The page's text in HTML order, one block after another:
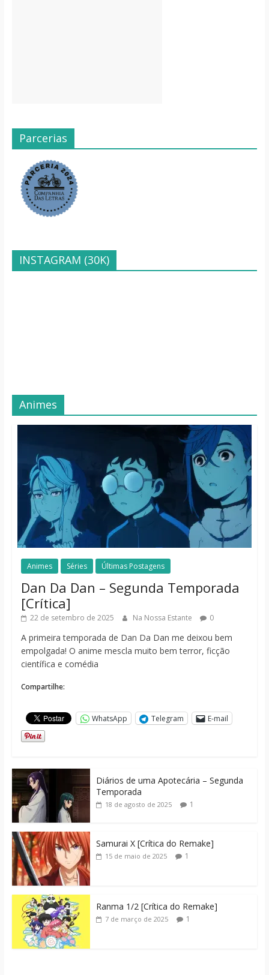
Parcerias
INSTAGRAM (30K)
Animes
Animes Séries Últimas Postagens
Dan Da Dan – Segunda Temporada
[Crítica]
22 de setembro de 2025 Na Nossa Estante 0
A primeira temporada de Dan Da Dan me deixou bem
empolgada! O anime mescla muito bem terror, ficção
científica e comédia
Compartilhe:
WhatsApp Telegram E-mail
Diários de uma Apotecária – Segunda
Temporada
18 de agosto de 2025 1
Samurai X [Crítica do Remake]
15 de maio de 2025 1
Ranma 1/2 [Crítica do Remake]
7 de março de 2025 1